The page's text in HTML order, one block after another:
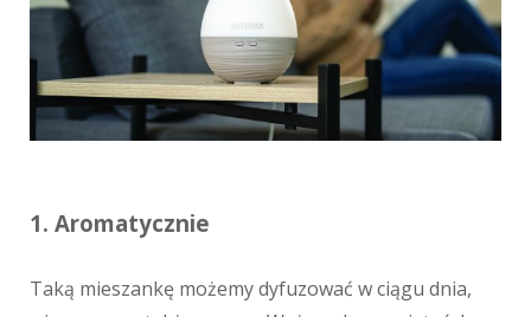
1. Aromatycznie
Taką mieszankę możemy dyfuzować w ciągu dnia,